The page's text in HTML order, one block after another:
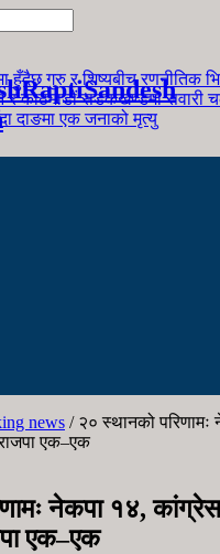
हुँदैछ गुरु र शिष्यबीच रणनीतिक
र काठमाडौं सडकखण्डमा सवारी
दाङमा एक जनाको मृत्यु
RaptiSandesh
news / २० स्थानको परिणामः
एक–एक
नेकपा १४,
एक–एक